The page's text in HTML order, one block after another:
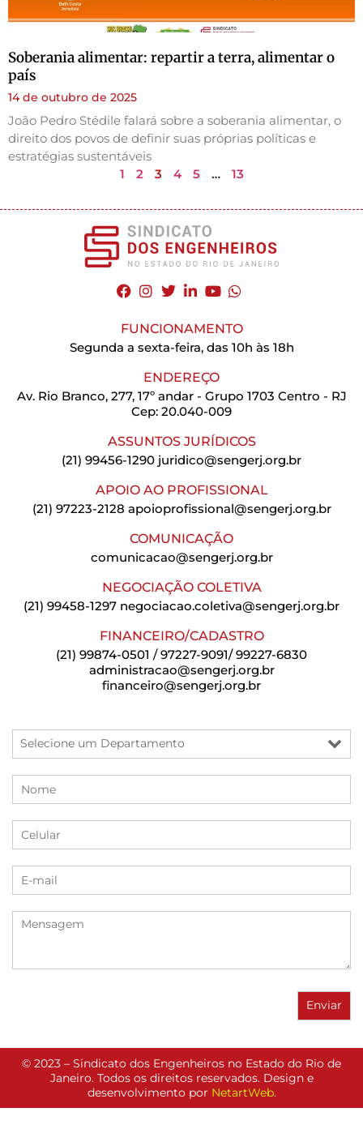
Soberania alimentar: repartir a terra, alimentar o
país
14 de outubro de 2025
João Pedro Stédile falará sobre a soberania alimentar, o
direito dos povos de definir suas próprias políticas e
estratégias sustentáveis
1
2 3 4 5 … 13
FUNCIONAMENTO
Segunda a sexta-feira, das 10h às 18h
ENDEREÇO
Av. Rio Branco, 277, 17º andar - Grupo 1703 Centro - RJ
Cep: 20.040-009
ASSUNTOS JURÍDICOS
(21) 99456-1290 juridico@sengerj.org.br
APOIO AO PROFISSIONAL
(21) 97223-2128 apoioprofissional@sengerj.org.br
COMUNICAÇÃO
comunicacao@sengerj.org.br
NEGOCIAÇÃO COLETIVA
(21) 99458-1297 negociacao.coletiva@sengerj.org.br
FINANCEIRO/CADASTRO
(21) 99874-0501 / 97227-9091/ 99227-6830
administracao@sengerj.org.br
financeiro@sengerj.org.br
© 2023 – Sindicato dos Engenheiros no Estado do Rio de
Janeiro. Todos os direitos reservados. Design e
desenvolvimento por NetartWeb.